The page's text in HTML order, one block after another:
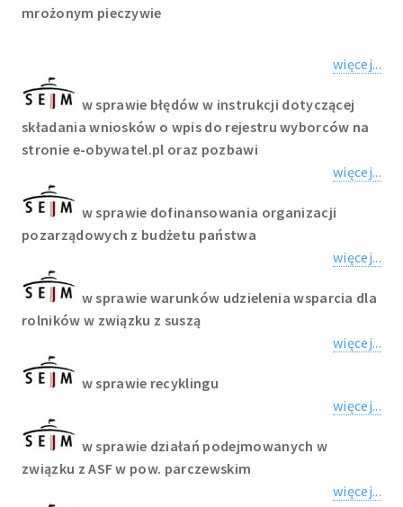
mrożonym pieczywie
więcej...
w sprawie błędów w instrukcji dotyczącej
składania wniosków o wpis do rejestru wyborców na
stronie e-obywatel.pl oraz pozbawi
więcej...
w sprawie dofinansowania organizacji
pozarządowych z budżetu państwa
więcej...
w sprawie warunków udzielenia wsparcia dla
rolników w związku z suszą
więcej...
w sprawie recyklingu
więcej...
w sprawie działań podejmowanych w
związku z ASF w pow. parczewskim
więcej...